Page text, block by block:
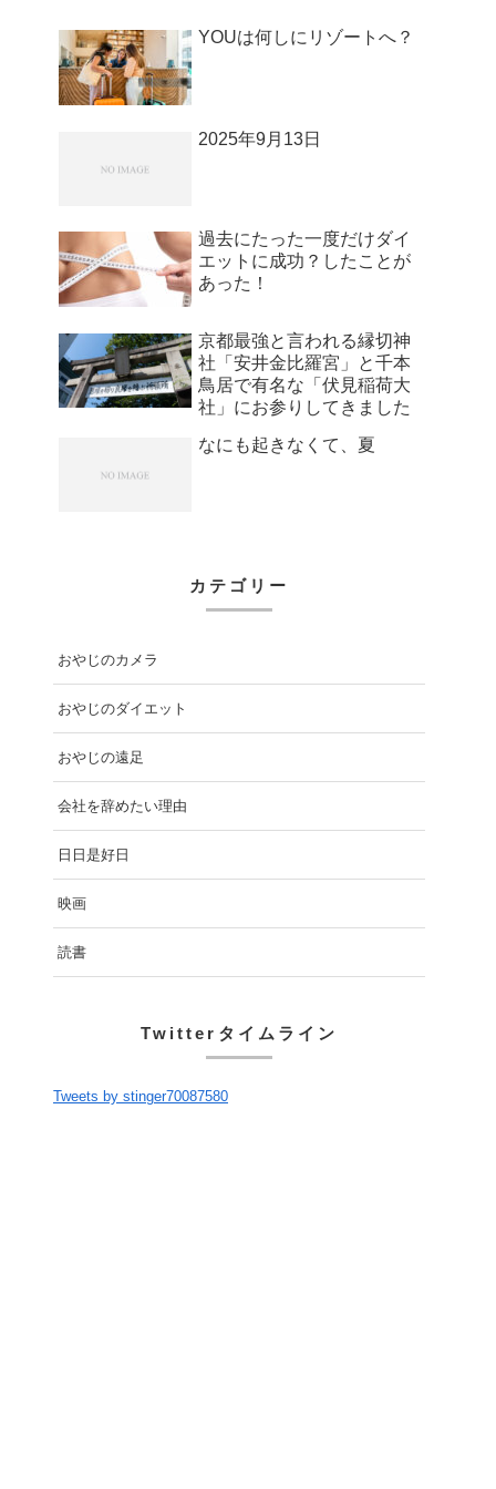
YOUは何しにリゾートへ？
2025年9月13日
過去にたった一度だけダイ
エットに成功？したことが
あった！
京都最強と言われる縁切神
社「安井金比羅宮」と千本
鳥居で有名な「伏見稲荷大
社」にお参りしてきました
なにも起きなくて、夏
カテゴリー
おやじのカメラ
おやじのダイエット
おやじの遠足
会社を辞めたい理由
日日是好日
映画
読書
Twitterタイムライン
Tweets by stinger70087580